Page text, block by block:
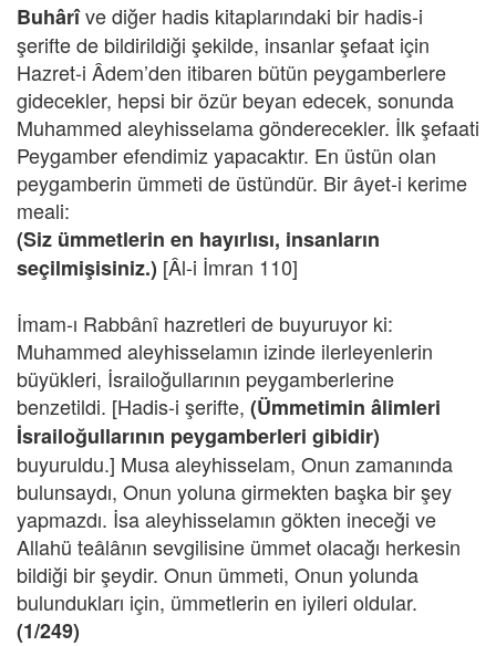
Buhârîve diğer hadis kitaplarındaki bir hadis-i
şerifte de bildirildiği şekilde, insanlar şefaat için
Hazret-i Âdem’den itibaren bütün peygamberlere
gidecekler, hepsi bir özür beyan edecek, sonunda
Muhammed aleyhisselama gönderecekler. İlk şefaati
Peygamber efendimiz yapacaktır. En üstün olan
peygamberin ümmeti de üstündür. Bir âyet-i kerime
meali:
(Siz ümmetlerin en hayırlısı, insanların
seçilmişisiniz.) [Âl-i İmran 110]
İmam-ı Rabbânî hazretleri de buyuruyor ki:
Muhammed aleyhisselamın izinde ilerleyenlerin
büyükleri, İsrailoğullarının peygamberlerine
benzetildi. [Hadis-i şerifte, (Ümmetimin âlimleri
İsrailoğullarının peygamberleri gibidir)
buyuruldu.] Musa aleyhisselam, Onun zamanında
bulunsaydı, Onun yoluna girmekten başka bir şey
yapmazdı. İsa aleyhisselamın gökten ineceği ve
Allahü teâlânın sevgilisine ümmet olacağı herkesin
bildiği bir şeydir. Onun ümmeti, Onun yolunda
bulundukları için, ümmetlerin en iyileri oldular.
(1/249)